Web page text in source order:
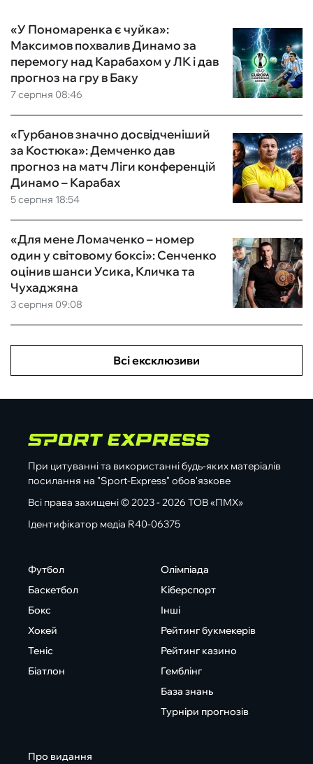
7 серпня 08:46
«У Пономаренка є чуйка»:
Максимов похвалив Динамо за
перемогу над Карабахом у ЛК і дав
прогноз на гру в Баку
5 серпня 18:54
«Гурбанов значно досвідченіший
за Костюка»: Демченко дав
прогноз на матч Ліги конференцій
Динамо – Карабах
3 серпня 09:08
«Для мене Ломаченко – номер
один у світовому боксі»: Сенченко
оцінив шанси Усика, Кличка та
Чухаджяна
Всі ексклюзиви
При цитуванні та використанні будь-яких матеріалів
посилання на "Sport-Express" обов'язкове
Всі права захищені © 2023 - 2026 ТОВ «ПМХ»
Ідентифікатор медіа R40-06375
Футбол
Баскетбол
Бокс
Хокей
Теніс
Біатлон
Олімпіада
Кіберспорт
Інші
Рейтинг букмекерів
Рейтинг казино
Гемблінг
База знань
Турніри прогнозів
Про видання